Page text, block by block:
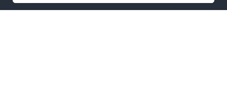
連接埠方面，ThinkBook Aeroblade提